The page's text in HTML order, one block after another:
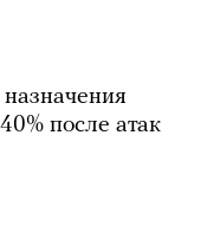
после атак